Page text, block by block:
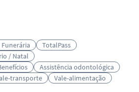
TotalPass
/ Natal
Assistência odontológica
transporte
Vale-alimentação